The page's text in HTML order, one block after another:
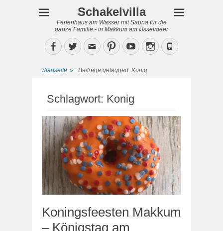
Schakelvilla
Ferienhaus am Wasser mit Sauna für die
ganze Familie - in Makkum am IJsselmeer
Facebook
TwitterEmailPinterestYouTubeInstagram
Phone
Startseite » Beiträge getagged Konig
Schlagwort: Konig
Koningsfeesten Makkum
– Königstag am